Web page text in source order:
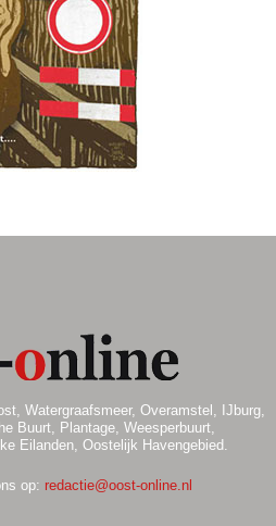
Watergraafsmeer, Overamstel, IJburg,
Buurt, Plantage, Weesperbuurt,
Eilanden, Oostelijk Havengebied.
op: redactie@oost-online.nl